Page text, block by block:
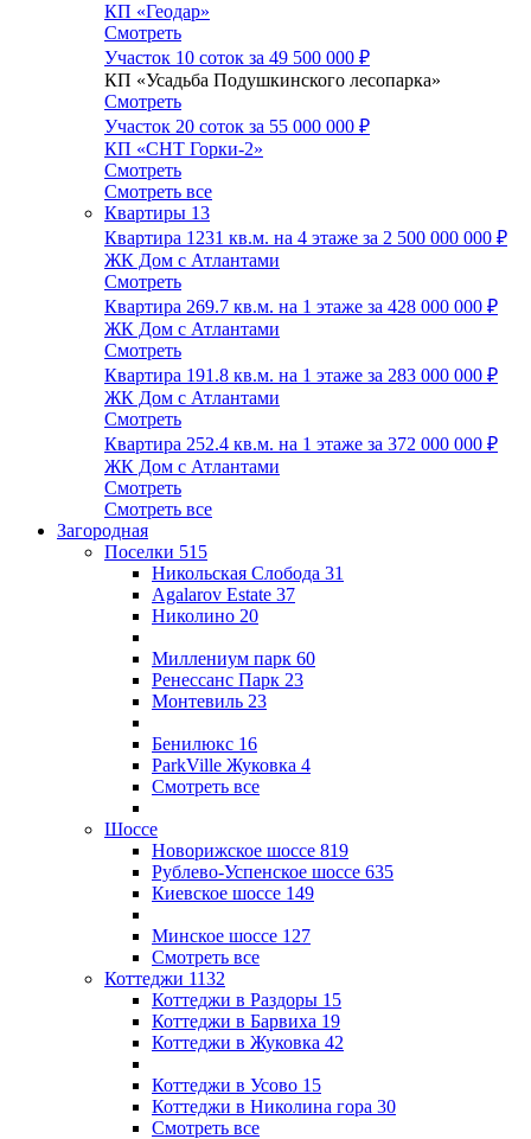
КП «Геодар»
Смотреть
Участок 10 соток за 49 500 000 ₽
КП «Усадьба Подушкинского лесопарка»
Смотреть
Участок 20 соток за 55 000 000 ₽
КП «СНТ Горки-2»
Смотреть
Смотреть все
Квартиры 13
Квартира 1231 кв.м. на 4 этаже за 2 500 000 000 ₽
ЖК Дом с Атлантами
Смотреть
Квартира 269.7 кв.м. на 1 этаже за 428 000 000 ₽
ЖК Дом с Атлантами
Смотреть
Квартира 191.8 кв.м. на 1 этаже за 283 000 000 ₽
ЖК Дом с Атлантами
Смотреть
Квартира 252.4 кв.м. на 1 этаже за 372 000 000 ₽
ЖК Дом с Атлантами
Смотреть
Смотреть все
Загородная
Поселки 515
Никольская Слобода 31
Agalarov Estate 37
Николино 20
Миллениум парк 60
Ренессанс Парк 23
Монтевиль 23
Бенилюкс 16
ParkVille Жуковка 4
Смотреть все
Шоссе
Новорижское шоссе 819
Рублево-Успенское шоссе 635
Киевское шоссе 149
Минское шоссе 127
Смотреть все
Коттеджи 1132
Коттеджи в Раздоры 15
Коттеджи в Барвиха 19
Коттеджи в Жуковка 42
Коттеджи в Усово 15
Коттеджи в Николина гора 30
Смотреть все